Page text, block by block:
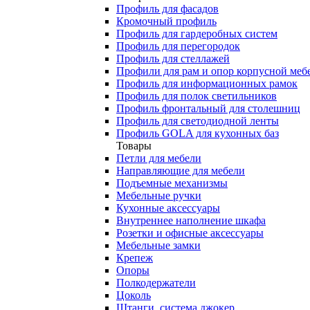
Профиль для фасадов
Кромочный профиль
Профиль для гардеробных систем
Профиль для перегородок
Профиль для стеллажей
Профили для рам и опор корпусной
Профиль для информационных рамок
Профиль для полок светильников
Профиль фронтальный для столешниц
Профиль для светодиодной ленты
Профиль GOLA для кухонных баз
Товары
Петли для мебели
Направляющие для мебели
Подъемные механизмы
Мебельные ручки
Кухонные аксессуары
Внутреннее наполнение шкафа
Розетки и офисные аксессуары
Мебельные замки
Крепеж
Опоры
Полкодержатели
Цоколь
Штанги, система джокер